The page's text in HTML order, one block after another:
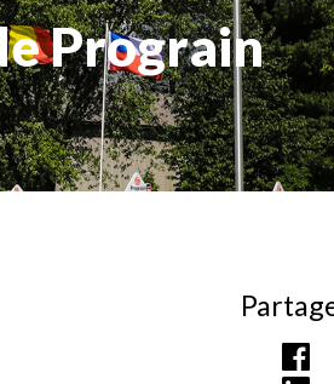
Prograin